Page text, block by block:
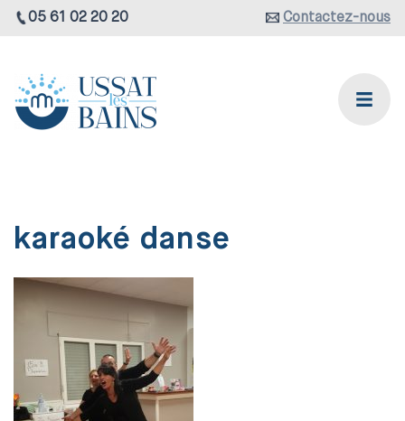
05 61 02 20 20 Contactez-nous
karaoké danse